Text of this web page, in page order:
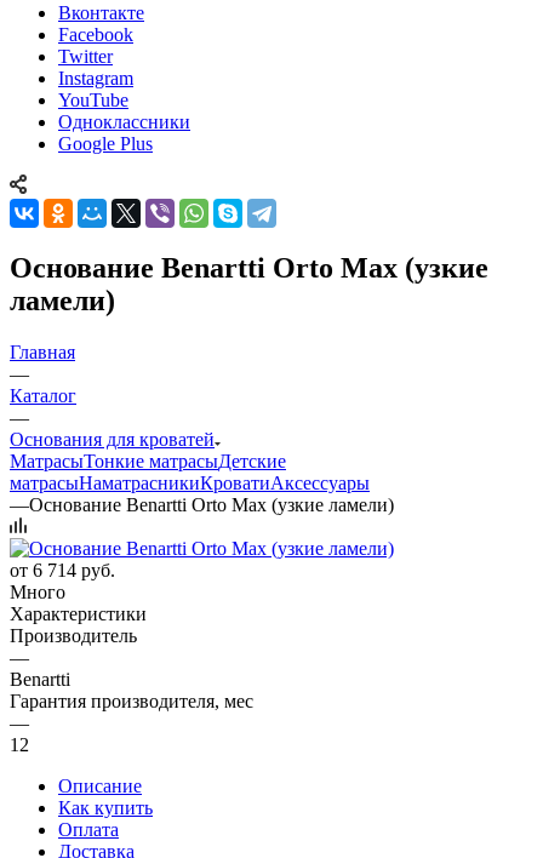
Вконтакте
Facebook
Twitter
Instagram
YouTube
Одноклассники
Google Plus
Основание Benartti Orto Max (узкие
ламели)
Главная
—
Каталог
—
Основания для кроватей
МатрасыТонкие матрасыДетские
матрасыНаматрасникиКроватиАксессуары
—Основание Benartti Orto Max (узкие ламели)
от 6 714 руб.
Много
Характеристики
Производитель
—
Benartti
Гарантия производителя, мес
—
12
Описание
Как купить
Оплата
Доставка